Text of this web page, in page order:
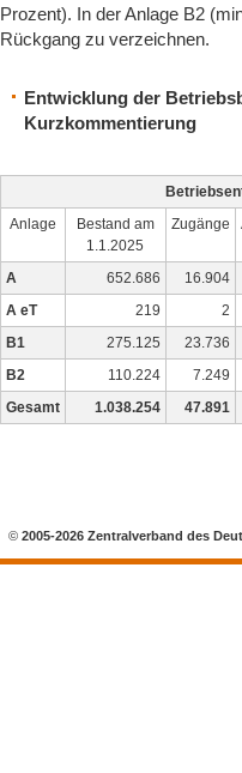
Prozent). In der Anlage B2
Rückgang zu verzeichnen.
Entwicklung der
Kurzkommentierung
Anlage
Bestand am
1.1.2025
Zugänge
A 652.686
16.904
A eT
219
2
B1
275.125
23.736
B2
110.224
7.249
Gesamt
1.038.254 47.891
© 2005-2026 Zentralverband des